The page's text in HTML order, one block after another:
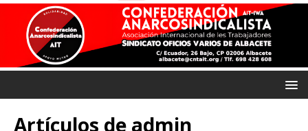
Artículos de admin